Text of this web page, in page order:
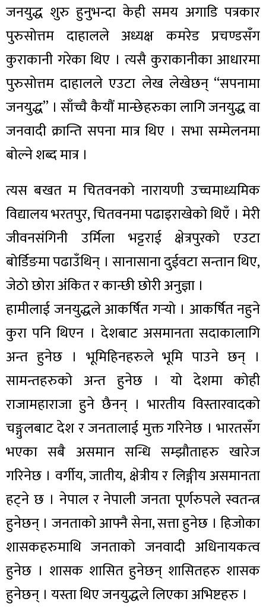
जनयुद्ध शुरु हुनुभन्दा केही समय अगाडि पत्रकार
पुरुसोत्तम दाहालले अध्यक्ष कमरेड प्रचण्डसँग
कुराकानी गरेका थिए । त्यसै कुराकानीका आधारमा
पुरुसोत्तम दाहालले एउटा लेख लेखेछन् “सपनामा
जनयुद्ध” । साँच्चै कैयौं मान्छेहरुका लागि जनयुद्ध वा
जनवादी क्रान्ति सपना मात्र थिए । सभा सम्मेलनमा
बोल्ने शब्द मात्र ।
त्यस बखत म चितवनको नारायणी उच्चमाध्यमिक
विद्यालय भरतपुर, चितवनमा पढाइराखेको थिएँ । मेरी
जीवनसंगिनी उर्मिला भट्टराई क्षेत्रपुरको एउटा
बोर्डिङमा पढाउँथिन् । सानासाना दुईवटा सन्तान थिए,
जेठो छोरा अंकित र कान्छी छोरी अनुज्ञा ।
हामीलाई जनयुद्धले आकर्षित गर्‍यो । आकर्षित नहुने
कुरा पनि थिएन । देशबाट असमानता सदाकालागि
अन्त हुनेछ । भूमिहिनहरुले भूमि पाउने छन् ।
सामन्तहरुको अन्त हुनेछ । यो देशमा कोही
राजामहाराजा हुने छैनन् । भारतीय विस्तारवादको
चङ्गुलबाट देश र जनतालाई मुक्त गरिनेछ । भारतसँग
भएका सबै असमान सन्धि सम्झौताहरु खारेज
गरिनेछ । वर्गीय, जातीय, क्षेत्रीय र लिङ्गीय असमानता
हट्ने छ । नेपाल र नेपाली जनता पूर्णरुपले स्वतन्त्र
हुनेछन् । जनताको आफ्नै सेना, सत्ता हुनेछ । हिजोका
शासकहरुमाथि जनताको जनवादी अधिनायकत्व
हुनेछ । शासक शासित हुनेछन् शासितहरु शासक
हुनेछन् । यस्ता थिए जनयुद्धले लिएका अभिष्टहरु ।